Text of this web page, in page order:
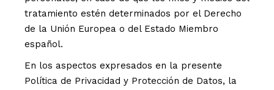
tratamiento estén determinados por el Derecho
de la Unión Europea o del Estado Miembro
español.
En los aspectos expresados en la presente
Política de Privacidad y Protección de Datos, la